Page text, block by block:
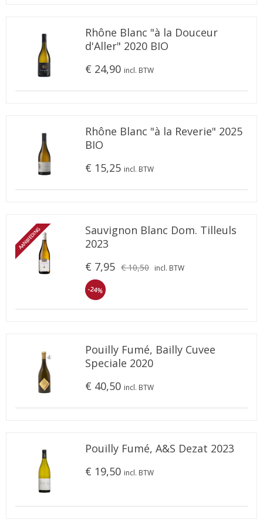
Rhône Blanc "à la Douceur
d'Aller" 2020 BIO
€ 24,90 incl. BTW
Rhône Blanc "à la Reverie" 2025
BIO
€ 15,25 incl. BTW
AANBIEDING
Sauvignon Blanc Dom. Tilleuls
2023
€ 7,95 € 10,50 incl. BTW
-24%
Pouilly Fumé, Bailly Cuvee
Speciale 2020
€ 40,50 incl. BTW
Pouilly Fumé, A&S Dezat 2023
€ 19,50 incl. BTW